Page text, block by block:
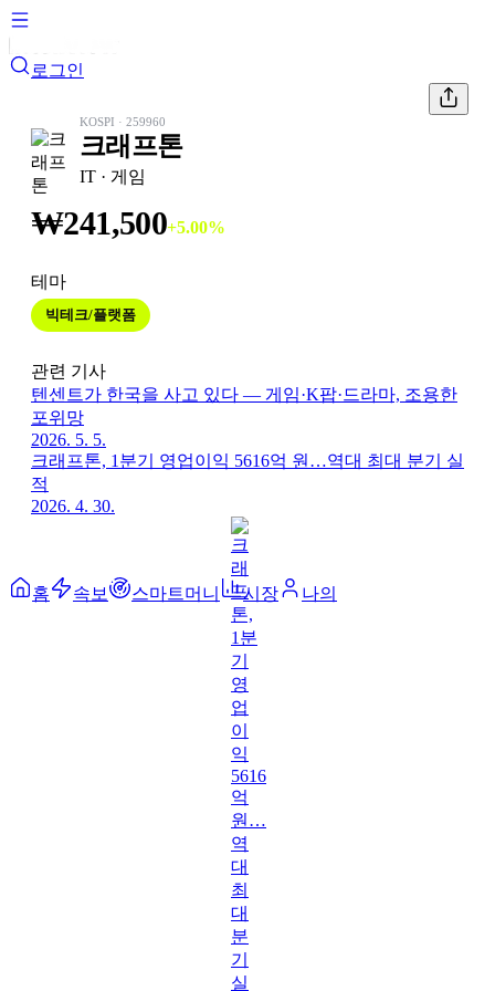
로그인
KOSPI · 259960
크래프톤
IT · 게임
₩241,500+5.00%
테마
빅테크/플랫폼
관련 기사
텐센트가 한국을 사고 있다 — 게임·K팝·드라마, 조용한
포위망
2026. 5. 5.
크래프톤, 1분기 영업이익 5616억 원…역대 최대 분기 실
적
2026. 4. 30.
홈 속보 스마트머니 시장 나의